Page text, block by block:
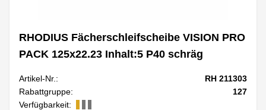
RHODIUS Fächerschleifscheibe VISION PRO
PACK 125x22.23 Inhalt:5 P40 schräg
Artikel-Nr.:
RH 211303
Rabattgruppe:
127
Verfügbarkeit: